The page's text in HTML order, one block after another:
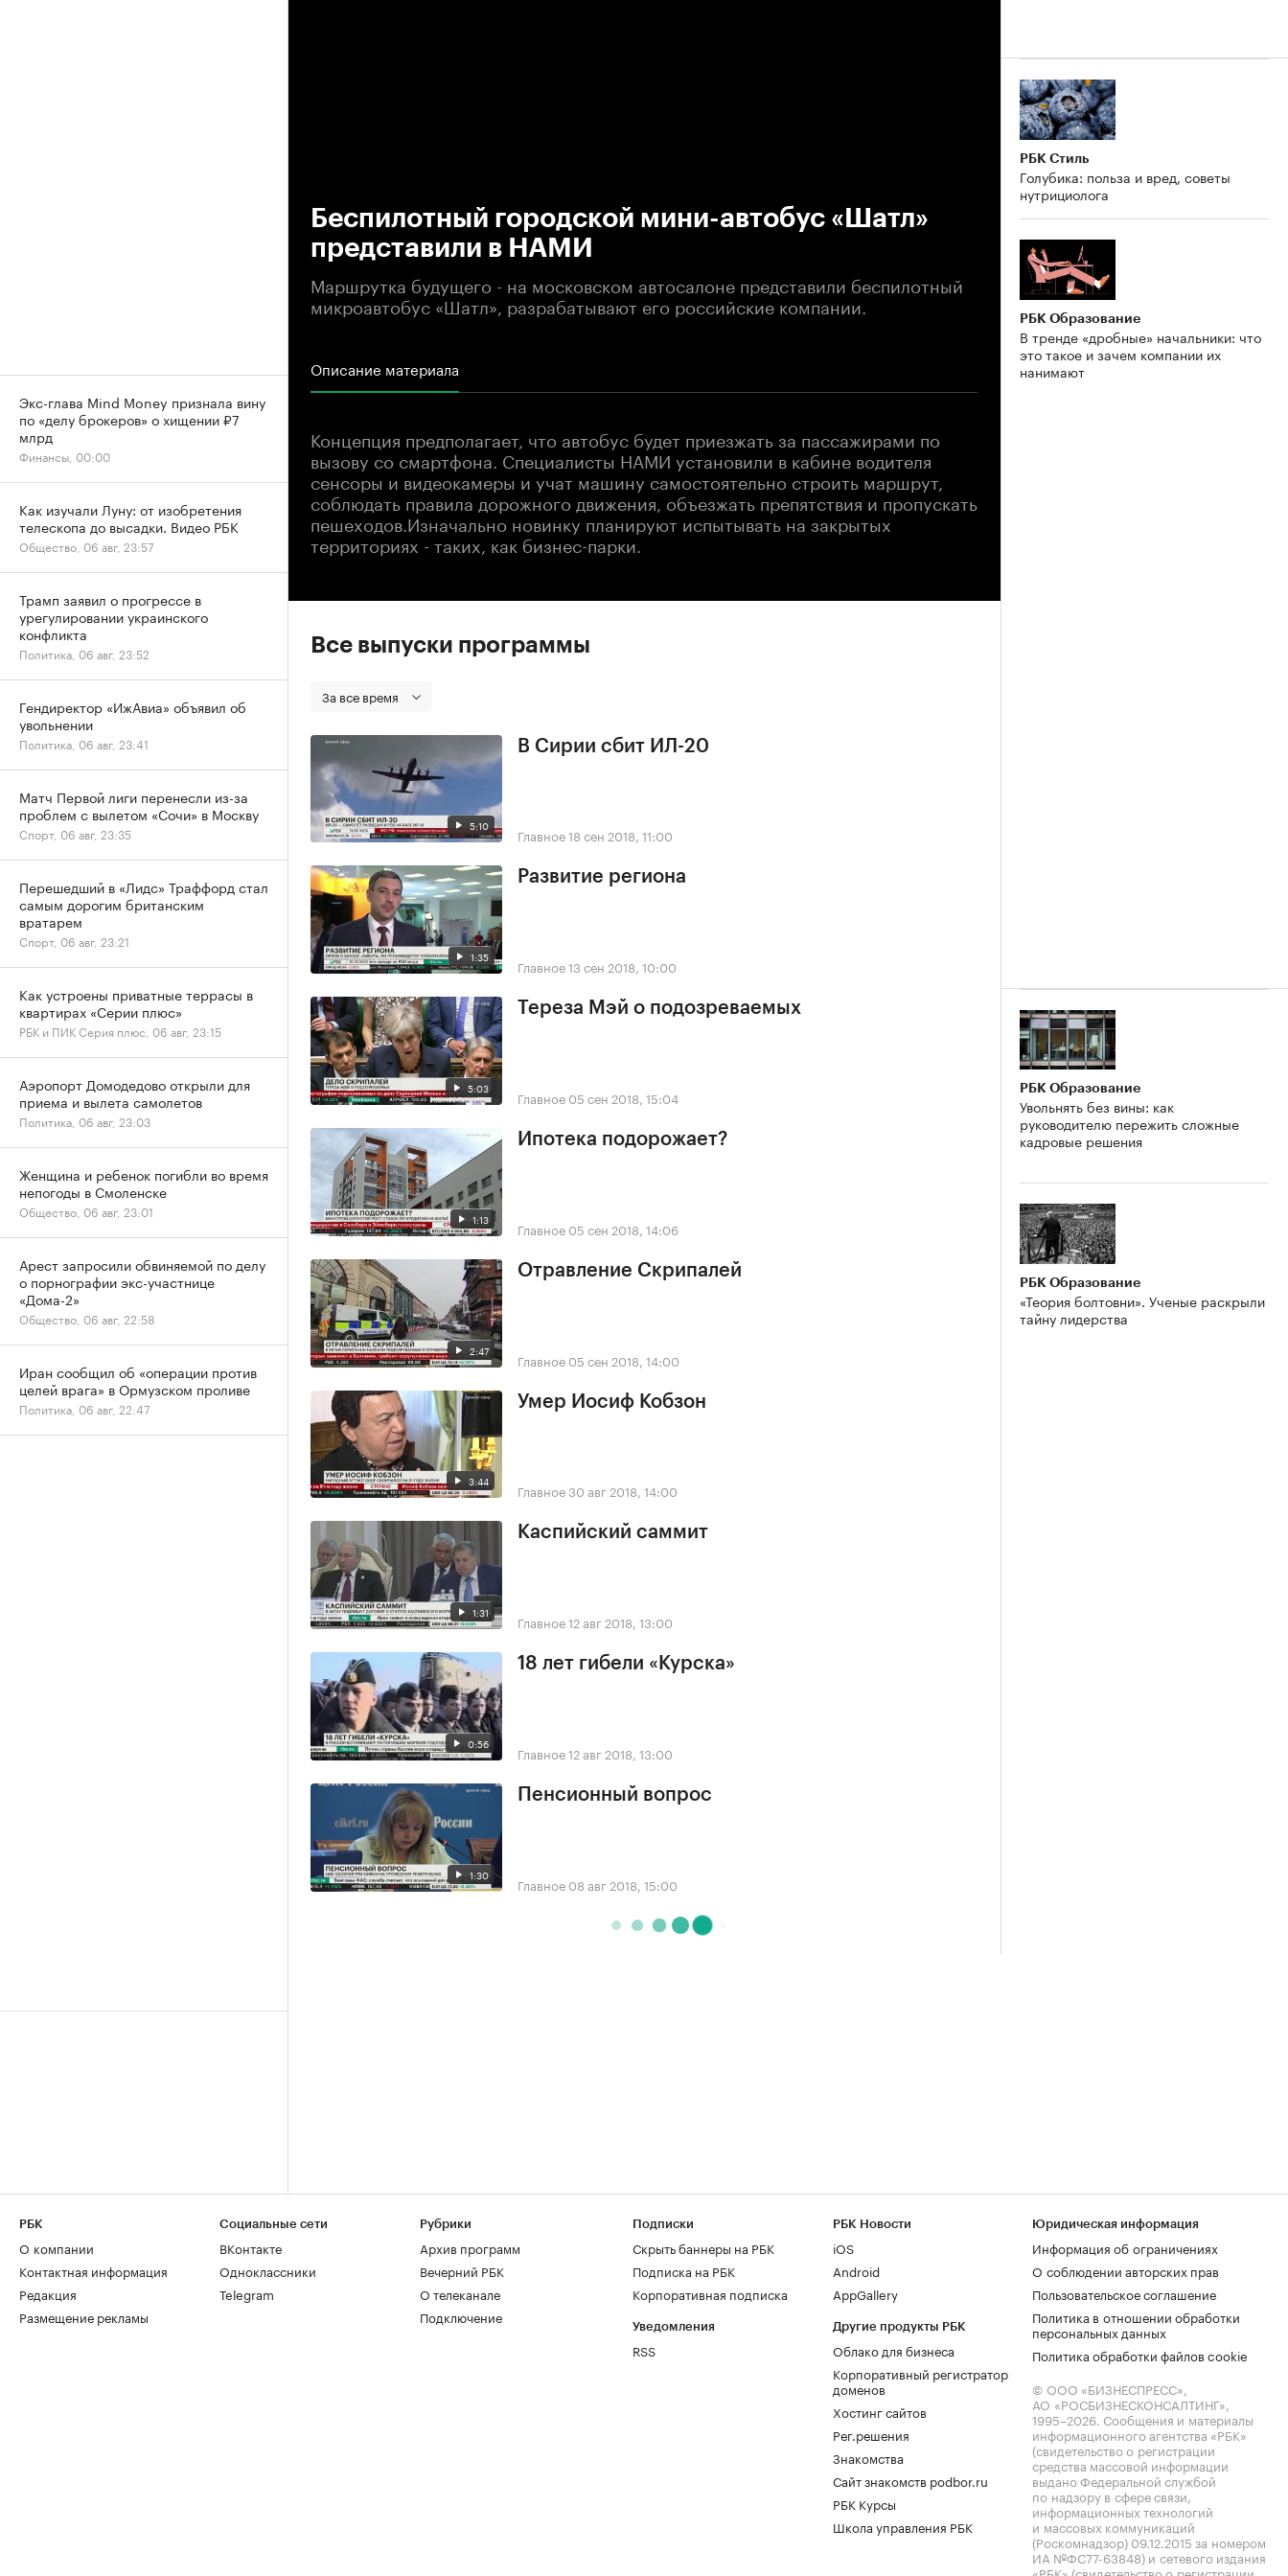
Беспилотный городской мини-автобус «Шатл»
представили в НАМИ
Маршрутка будущего - на московском автосалоне представили беспилотный
микроавтобус «Шатл», разрабатывают его российские компании.
Описание материала
Концепция предполагает, что автобус будет приезжать за пассажирами по
вызову со смартфона. Специалисты НАМИ установили в кабине водителя
сенсоры и видеокамеры и учат машину самостоятельно строить маршрут,
соблюдать правила дорожного движения, объезжать препятствия и пропускать
пешеходов.Изначально новинку планируют испытывать на закрытых
территориях - таких, как бизнес-парки.
Все выпуски программы
За все время
5:10
В Сирии сбит ИЛ-20
Главное18 сен 2018, 11:00
1:35
Развитие региона
Главное13 сен 2018, 10:00
5:03
Тереза Мэй о подозреваемых
Главное 05 сен 2018, 15:04
1:13
Ипотека подорожает?
Главное 05 сен 2018, 14:06
2:47
Отравление Скрипалей
Главное 05 сен 2018, 14:00
3:44
Умер Иосиф Кобзон
Главное30 авг 2018, 14:00
1:31
Каспийский саммит
Главное12 авг 2018, 13:00
0:56
18 лет гибели «Курска»
Главное12 авг 2018, 13:00
1:30
Пенсионный вопрос
Главное 08 авг 2018, 15:00
РБК Стиль
Голубика: польза и вред, советы
нутрициолога
РБК Образование
В тренде «дробные» начальники: что
это такое и зачем компании их
нанимают
РБК Образование
Увольнять без вины: как
руководителю пережить сложные
кадровые решения
РБК Образование
«Теория болтовни». Ученые раскрыли
тайну лидерства
Экс-глава Mind Money признала вину
по «делу брокеров» о хищении ₽7
млрд
Финансы, 00:00
Как изучали Луну: от изобретения
телескопа до высадки. Видео РБК
Общество, 06 авг, 23:57
Трамп заявил о прогрессе в
урегулировании украинского
конфликта
Политика, 06 авг, 23:52
Гендиректор «ИжАвиа» объявил об
увольнении
Политика, 06 авг, 23:41
Матч Первой лиги перенесли из-за
проблем с вылетом «Сочи» в Москву
Спорт, 06 авг, 23:35
Перешедший в «Лидс» Траффорд стал
самым дорогим британским
вратарем
Спорт, 06 авг, 23:21
Как устроены приватные террасы в
квартирах «Серии плюс»
РБК и ПИК Серия плюс, 06 авг, 23:15
Аэропорт Домодедово открыли для
приема и вылета самолетов
Политика, 06 авг, 23:03
Женщина и ребенок погибли во время
непогоды в Смоленске
Общество, 06 авг, 23:01
Арест запросили обвиняемой по делу
о порнографии экс-участнице
«Дома-2»
Общество, 06 авг, 22:58
Иран сообщил об «операции против
целей врага» в Ормузском проливе
Политика, 06 авг, 22:47
РБК
О компании
Контактная информация
Редакция
Размещение рекламы
Социальные сети
ВКонтакте
Одноклассники
Telegram
Рубрики
Архив программ
Вечерний РБК
О телеканале
Подключение
Подписки
Скрыть баннеры на РБК
Подписка на РБК
Корпоративная подписка
Уведомления
RSS
РБК Новости
iOS
Android
AppGallery
Другие продукты РБК
Облако для бизнеса
Корпоративный регистратор
доменов
Хостинг сайтов
Рег.решения
Знакомства
Сайт знакомств podbor.ru
РБК Курсы
Школа управления РБК
Юридическая информация
Информация об ограничениях
О соблюдении авторских прав
Пользовательское соглашение
Политика в отношении обработки
персональных данных
Политика обработки файлов cookie
© ООО «БИЗНЕСПРЕСС»,
АО «РОСБИЗНЕСКОНСАЛТИНГ»,
1995–2026. Сообщения и материалы
информационного агентства «РБК»
(свидетельство о регистрации
средства массовой информации
выдано Федеральной службой
по надзору в сфере связи,
информационных технологий
и массовых коммуникаций
(Роскомнадзор) 09.12.2015 за номером
ИА №ФС77-63848) и сетевого издания
«РБК» (свидетельство о регистрации